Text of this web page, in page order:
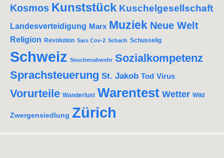
Kosmos Kunststück Kuschelgesellschaft
Landesverteidigung Marx Muziek Neue Welt
Religion Revolution Sars Cov-2 Schach Schusselig
Schweiz Seuchenabwehr Sozialkompetenz
Sprachsteuerung St. Jakob Tod Virus
Vorurteile Wanderlust Warentest Wetter Wild
Zwergensiedlung Zürich